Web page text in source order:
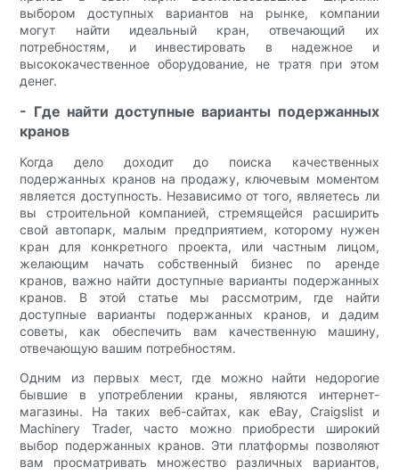
выбором доступных вариантов на рынке, компании
могут найти идеальный кран, отвечающий их
потребностям, и инвестировать в надежное и
высококачественное оборудование, не тратя при этом
денег.
- Где найти доступные варианты подержанных
кранов
Когда дело доходит до поиска качественных
подержанных кранов на продажу, ключевым моментом
является доступность. Независимо от того, являетесь ли
вы строительной компанией, стремящейся расширить
свой автопарк, малым предприятием, которому нужен
кран для конкретного проекта, или частным лицом,
желающим начать собственный бизнес по аренде
кранов, важно найти доступные варианты подержанных
кранов. В этой статье мы рассмотрим, где найти
доступные варианты подержанных кранов, и дадим
советы, как обеспечить вам качественную машину,
отвечающую вашим потребностям.
Одним из первых мест, где можно найти недорогие
бывшие в употреблении краны, являются интернет-
магазины. На таких веб-сайтах, как eBay, Craigslist и
Machinery Trader, часто можно приобрести широкий
выбор подержанных кранов. Эти платформы позволяют
вам просматривать множество различных вариантов,